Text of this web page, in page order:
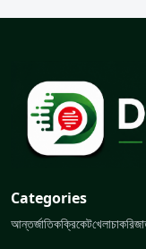
Categories
আন্তর্জাতিকক্রিকেটখেলাচাকরি